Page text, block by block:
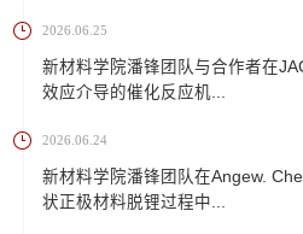
2026.06.25
新材料学院潘锋团队与合作者在
效应介导的催化反应机...
2026.06.24
新材料学院潘锋团队在Angew.
状正极材料脱锂过程中...